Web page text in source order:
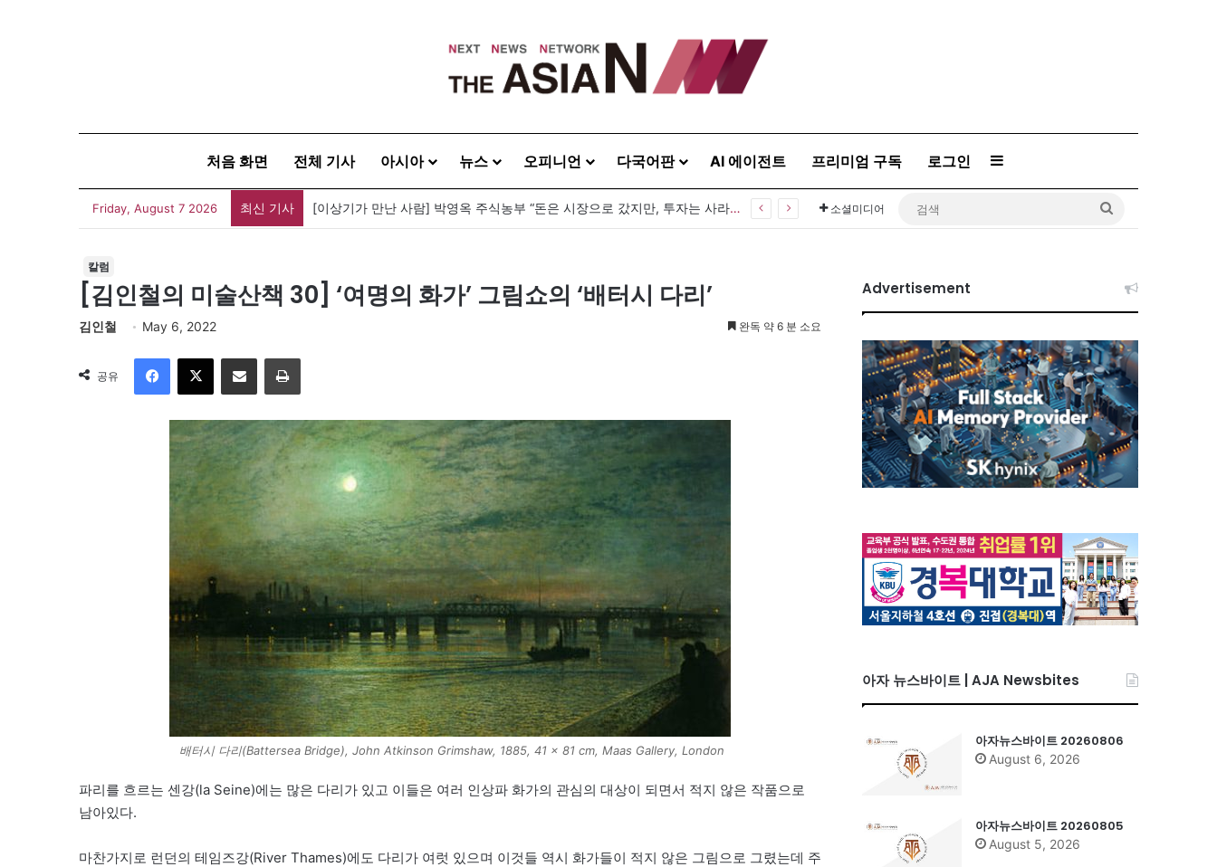
처음 화면 전체 기사 아시아 뉴스 오피니언 다국어판 AI 에이전트 프리미엄 구독 로그인 Sidebar
Friday, August 7 2026 최신 기사 [이상기가 만난 사람] 박영옥 주식농부 “돈은 시장으로 갔지만, 투자는 사라지고 거래만 남았다” 소셜미디어
칼럼
[김인철의 미술산책 30] ‘여명의 화가’ 그림쇼의 ‘배터시 다리’
김인철 May 6, 2022 완독 약 6 분 소요
공유
이메일
배터시 다리(Battersea Bridge), John Atkinson Grimshaw, 1885, 41 x 81 cm, Maas Gallery, London
파리를 흐르는 센강(la Seine)에는 많은 다리가 있고 이들은 여러 인상파 화가의 관심의 대상이 되면서 적지 않은 작품으로
남아있다.
마찬가지로 런던의 테임즈강(River Thames)에도 다리가 여럿 있으며 이것들 역시 화가들이 적지 않은 그림으로 그렸는데 주
Advertisement
아자 뉴스바이트 | AJA Newsbites
아자뉴스바이트 20260806
August 6, 2026
아자뉴스바이트 20260805
August 5, 2026